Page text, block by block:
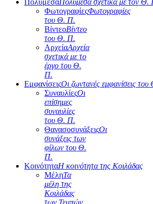
ΠολυμέσαΠολυμέσα σχετικά με τον Θ.
ΦωτογραφίεςΦωτογραφίες
του Θ. Π.
ΒίντεοΒίντεο
του Θ. Π.
ΑρχείαΑρχεία
σχετικά με το
έργο του Θ.
Π.
ΕμφανίσειςΟι ζωντανές εμφανίσεις
ΣυναυλίεςΟι
επίσημες
συναυλίες
του Θ. Π.
ΘανασοσυνάξειςΟι
συνάξεις των
φίλων του Θ.
Π.
ΚοινότηταΗ κοινότητα της Κοιλάδας
ΜέληΤα
μέλη της
Κοιλάδας